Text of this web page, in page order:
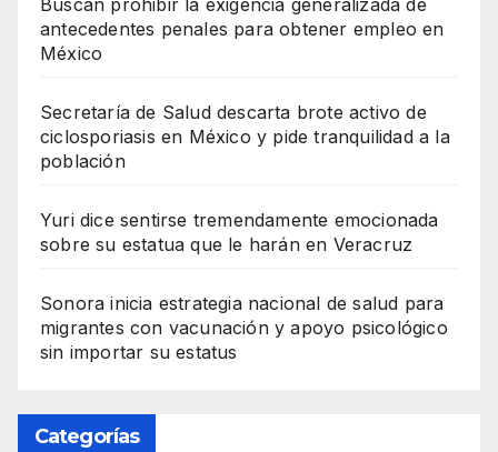
antecedentes penales para obtener empleo en
México
Secretaría de Salud descarta brote activo de
ciclosporiasis en México y pide tranquilidad a la
población
Yuri dice sentirse tremendamente emocionada
sobre su estatua que le harán en Veracruz
Sonora inicia estrategia nacional de salud para
migrantes con vacunación y apoyo psicológico
sin importar su estatus
Categorías